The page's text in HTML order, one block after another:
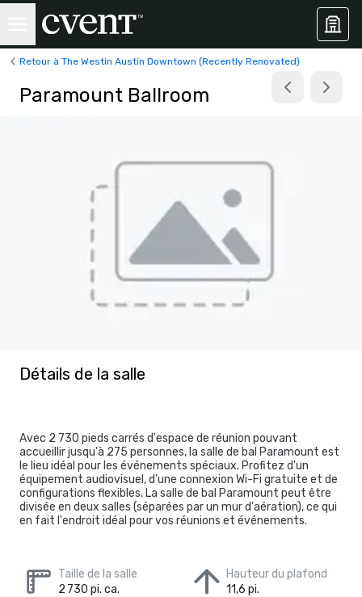
Retour à The Westin Austin Downtown (Recently Renovated)
Paramount Ballroom
Détails de la salle
Avec 2 730 pieds carrés d'espace de réunion pouvant
accueillir jusqu'à 275 personnes, la salle de bal Paramount est
le lieu idéal pour les événements spéciaux. Profitez d'un
équipement audiovisuel, d'une connexion Wi-Fi gratuite et de
configurations flexibles. La salle de bal Paramount peut être
divisée en deux salles (séparées par un mur d'aération), ce qui
en fait l'endroit idéal pour vos réunions et événements.
Taille de la salle
2 730 pi. ca.
Hauteur du plafond
11,6 pi.